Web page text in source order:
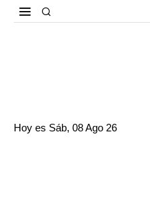
Hoy es Sáb, 08 Ago 26